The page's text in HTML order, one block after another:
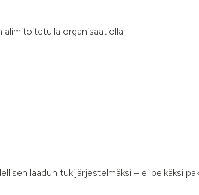
alimitoitetulla organisaatiolla.
laadun tukijärjestelmäksi – ei pelkäksi